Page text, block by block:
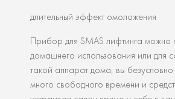
длительный эффект омоложения
Прибор для SMAS лифтинга можно
домашнего использования или для
такой аппарат дома, вы
много свободного времени и